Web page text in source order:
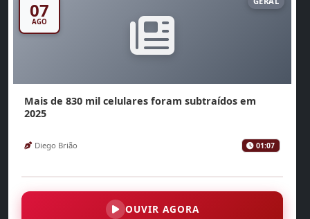
07
AGO
Mais de 830 mil celulares foram subtraídos em
2025
Diego Brião 01:07
OUVIR AGORA